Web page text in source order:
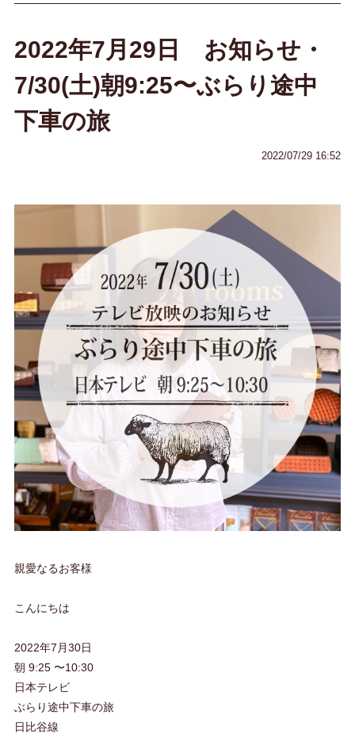
2022年7月29日 お知らせ・
7/30(土)朝9:25〜ぶらり途中
下車の旅
2022/07/29 16:52
親愛なるお客様
こんにちは
2022年7月30日
朝 9:25 〜10:30
日本テレビ
ぶらり途中下車の旅
日比谷線